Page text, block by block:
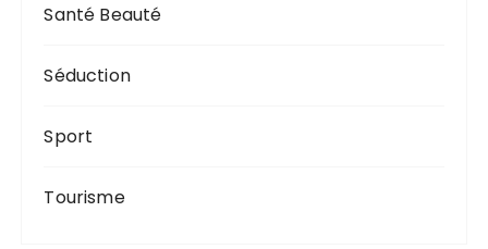
Santé Beauté
Séduction
Sport
Tourisme